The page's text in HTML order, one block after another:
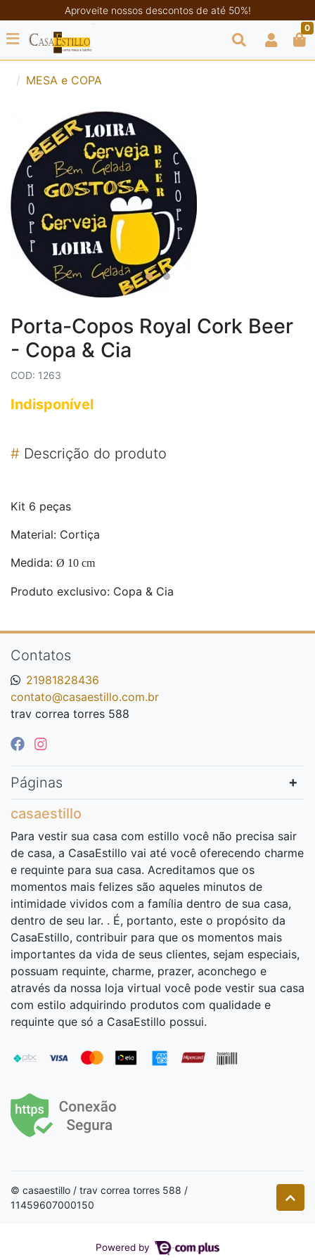
Aproveite nossos descontos de até 50%!
0
MESA e COPA
Porta-Copos Royal Cork Beer
- Copa & Cia
COD: 1263
Indisponível
# Descrição do produto
Kit 6 peças
Material: Cortiça
Medida: Ø 10 cm
Produto exclusivo: Copa & Cia
Contatos
21981828436
contato@casaestillo.com.br
trav correa torres 588
Páginas
casaestillo
Para vestir sua casa com estillo você não precisa sair
de casa, a CasaEstillo vai até você oferecendo charme
e requinte para sua casa. Acreditamos que os
momentos mais felizes são aqueles minutos de
intimidade vividos com a família dentro de sua casa,
dentro de seu lar. . É, portanto, este o propósito da
CasaEstillo, contribuir para que os momentos mais
importantes da vida de seus clientes, sejam especiais,
possuam requinte, charme, prazer, aconchego e
através da nossa loja virtual você pode vestir sua casa
com estilo adquirindo produtos com qualidade e
requinte que só a CasaEstillo possui.
© casaestillo / trav correa torres 588 /
11459607000150
Powered by